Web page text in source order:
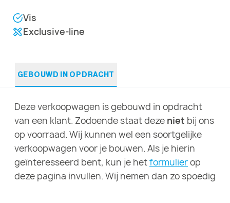
Vis
Exclusive-line
GEBOUWD IN OPDRACHT
Deze verkoopwagen is gebouwd in opdracht
van een klant. Zodoende staat deze niet bij ons
op voorraad. Wij kunnen wel een soortgelijke
verkoopwagen voor je bouwen. Als je hierin
geïnteresseerd bent, kun je hetformulierop
deze pagina invullen. Wij nemen dan zo spoedig